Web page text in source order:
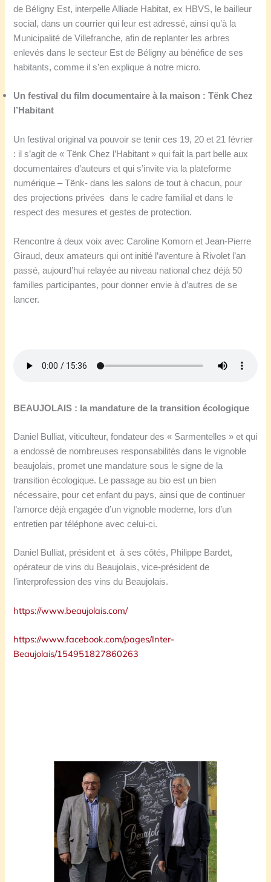
de Béligny Est, interpelle Alliade Habitat, ex HBVS, le bailleur
social, dans un courrier qui leur est adressé, ainsi qu’à la
Municipalité de Villefranche, afin de replanter les arbres
enlevés dans le secteur Est de Béligny au bénéfice de ses
habitants, comme il s’en explique à notre micro.
Un festival du film documentaire à la maison : Tënk Chez
l’Habitant
Un festival original va pouvoir se tenir ces 19, 20 et 21 février
: il s’agit de « Tënk Chez l’Habitant » qui fait la part belle aux
documentaires d’auteurs et qui s’invite via la plateforme
numérique – Tënk- dans les salons de tout à chacun, pour
des projections privées dans le cadre familial et dans le
respect des mesures et gestes de protection.
Rencontre à deux voix avec Caroline Komorn et Jean-Pierre
Giraud, deux amateurs qui ont initié l’aventure à Rivolet l’an
passé, aujourd’hui relayée au niveau national chez déjà 50
familles participantes, pour donner envie à d’autres de se
lancer.
BEAUJOLAIS : la mandature de la transition écologique
Daniel Bulliat, viticulteur, fondateur des « Sarmentelles » et qui
a endossé de nombreuses responsabilités dans le vignoble
beaujolais, promet une mandature sous le signe de la
transition écologique. Le passage au bio est un bien
nécessaire, pour cet enfant du pays, ainsi que de continuer
l’amorce déjà engagée d’un vignoble moderne, lors d’un
entretien par téléphone avec celui-ci.
Daniel Bulliat, président et à ses côtés, Philippe Bardet,
opérateur de vins du Beaujolais, vice-président de
l’interprofession des vins du Beaujolais.
https://www.beaujolais.com/
https://www.facebook.com/pages/Inter-
Beaujolais/154951827860263